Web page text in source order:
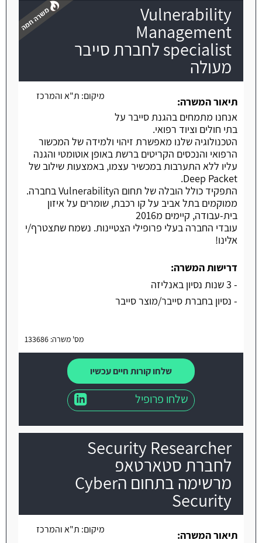
Vulnerability
Management
specialist לחברת סייבר
מעולה
מיקום: ת"א והמרכז
תיאור המשרה:
אנחנו מתמחים בהגנת סייבר על
בתי חולים וציוד רפואי.
הטכנולוגיה שלנו מאפשרת זיהוי ולמידה של המכשור
הרפואי והנכסים הקריטים ברשת באופן אוטומטי והגנה
עליו ללא התערבות במכשיר עצמו, באמצעות שילוב של
Deep Packet.
התפקיד כולל הובלה של תחום הVulnerability בחברה.
ממוקמים בתל אביב על קו רכבת, שומרים על איזון
בית-עבודה, קיימים מ2016
עובדי החברה בעלי פרופילי הצטיינות. נשמח שתצטרף/י
אלינו!
דרישות המשרה:
- 3 שנות נסיון באנליזה
- נסיון בחברת סייבר/מוצר סייבר
מס' משרה: 133686
שלחו קורות חיים עכשיו
שלחו פרופיל
Security Researcher
לחברת סטארטאפ
מרשימה בתחום הCyber
Security
מיקום: ת"א והמרכז
תיאור המשרה: